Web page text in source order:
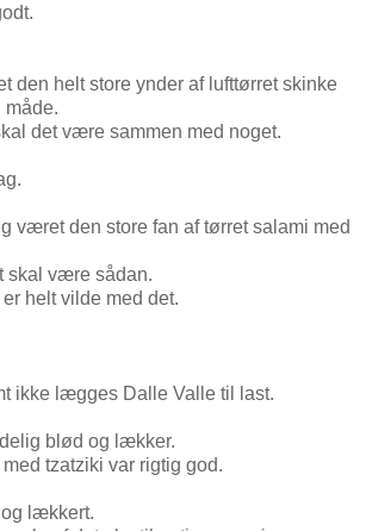
den helt store ynder af lufttørret skinke
det være sammen med noget.
været den store fan af tørret salami med
skal være sådan.
helt vilde med det.
ikke lægges Dalle Valle til last.
blød og lækker.
tzatziki var rigtig god.
lækkert.